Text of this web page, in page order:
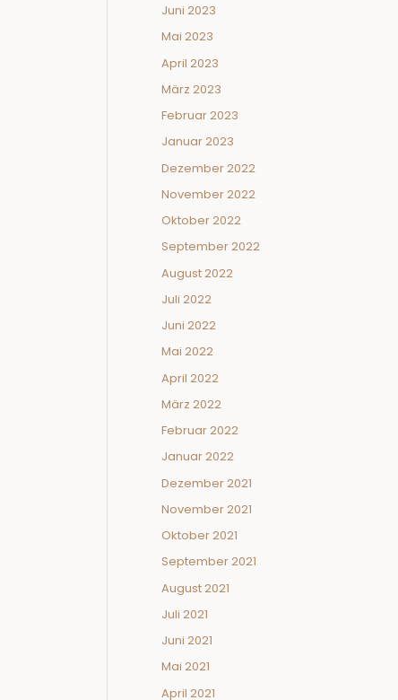
Juni 2023
Mai 2023
April 2023
März 2023
Februar 2023
Januar 2023
Dezember 2022
November 2022
Oktober 2022
September 2022
August 2022
Juli 2022
Juni 2022
Mai 2022
April 2022
März 2022
Februar 2022
Januar 2022
Dezember 2021
November 2021
Oktober 2021
September 2021
August 2021
Juli 2021
Juni 2021
Mai 2021
April 2021